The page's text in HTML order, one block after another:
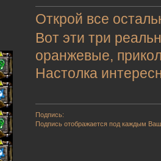
Открой все
Вот эти три
оранжевые,
Настолка
Подпись:
Подпись отображается под каждым